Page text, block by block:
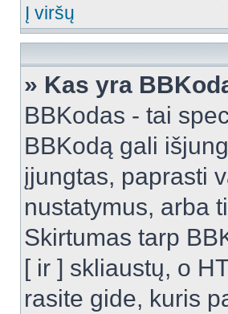
Į viršų
» Kas yra
BBKodas - tai
BBKodą gali
įjungtas, paprasti
nustatymus, arba
Skirtumas tarp
[ ir ] skliaustų, o
rasite gide, kuris